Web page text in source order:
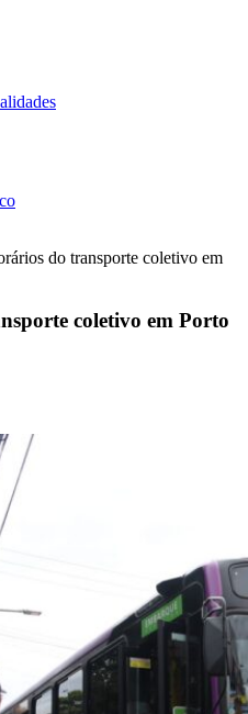
do transporte coletivo em
coletivo em Porto